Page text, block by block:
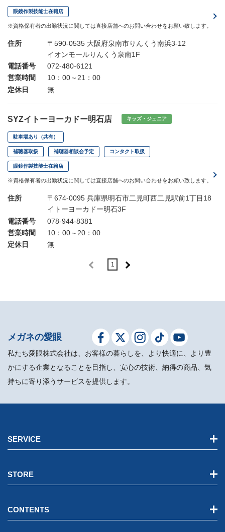
眼鏡作製技能士在籍店
※資格保有者の出勤状況に関しては直接店舗へのお問い合わせをお願い致します。
住所
〒590-0535 大阪府泉南市りんくう南浜3-12
イオンモールりんくう泉南1F
電話番号
072-480-6121
営業時間
10：00～21：00
定休日
無
SYZイトーヨーカドー明石店 キッズ・ジュニア
駐車場あり（共有）
補聴器取扱 補聴器相談会予定 コンタクト取扱
眼鏡作製技能士在籍店
※資格保有者の出勤状況に関しては直接店舗へのお問い合わせをお願い致します。
住所
〒674-0095 兵庫県明石市二見町西二見駅前1丁目18
イトーヨーカドー明石3F
電話番号
078-944-8381
営業時間
10：00～20：00
定休日
無
1
メガネの愛眼
私たち愛眼株式会社は、お客様の暮らしを、より快適に、より豊
かにする企業となることを目指し、安心の技術、納得の商品、気
持ちに寄り添うサービスを提供します。
SERVICE
STORE
CONTENTS